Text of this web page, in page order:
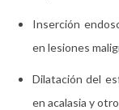
Inserción
en lesiones
Dilatación del
en acalasia y